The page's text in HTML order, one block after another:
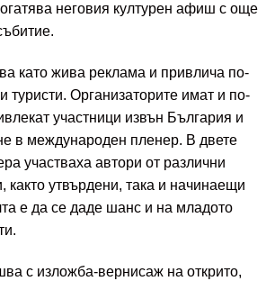
неговия културен афиш с още
като жива реклама и привлича по-
туристи. Организаторите имат и по-
участници извън България и
в международен пленер. В двете
участваха автори от различни
както утвърдени, така и начинаещи
е да се даде шанс и на младото
с изложба-вернисаж на открито,